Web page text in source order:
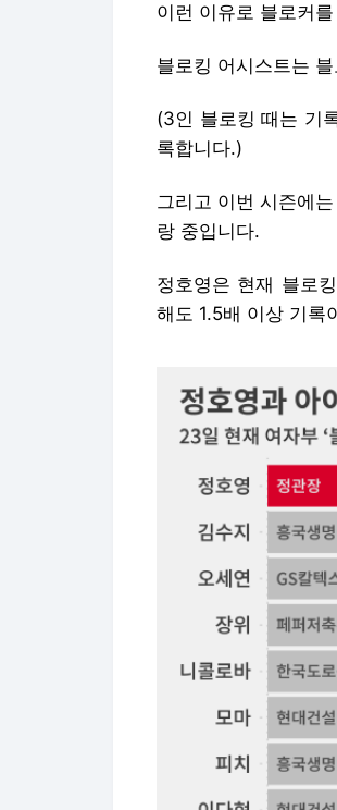
이런 이유로 블로커
블로킹 어시스트는
(3인 블로킹 때는 기
록합니다.)
그리고 이번 시즌에
랑 중입니다.
정호영은 현재 블로
해도 1.5배 이상 기록